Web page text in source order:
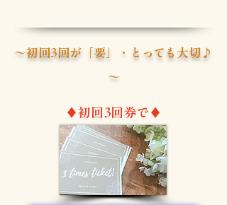
ながる、と言われています！
頭周りからほぐしてリフトアップし易く♪
る」「自律神経も整う」嬉しい効果も！
がんこなタルミや歪みは、お顔だけの問題で
はない場合が多く、​首回り・頭周りの凝った
筋肉が大きく関係しています。
頭周りも一緒に整えて♪​
～初回3回が「要」・とっても大切♪
～
♦初回3回券で♦